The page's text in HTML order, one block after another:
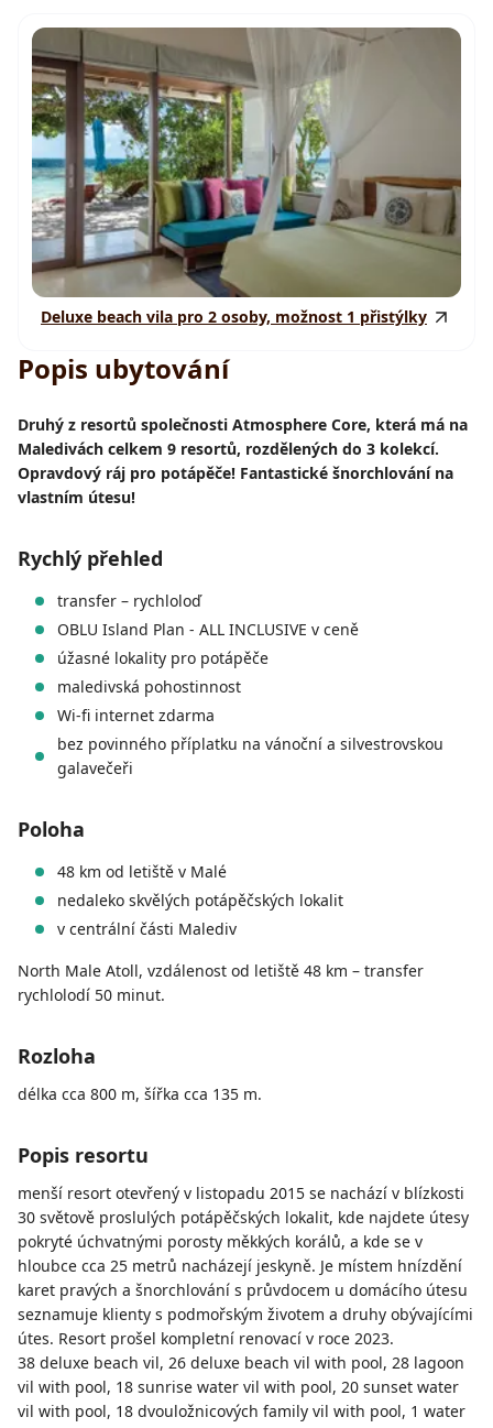
Deluxe beach vila pro 2 osoby, možnost 1 přistýlky
Popis ubytování
Druhý z resortů společnosti Atmosphere Core, která má na
Maledivách celkem 9 resortů, rozdělených do 3 kolekcí.
Opravdový ráj pro potápěče! Fantastické šnorchlování na
vlastním útesu!
Rychlý přehled
transfer – rychloloď
OBLU Island Plan - ALL INCLUSIVE v ceně
úžasné lokality pro potápěče
maledivská pohostinnost
Wi-fi internet zdarma
bez povinného příplatku na vánoční a silvestrovskou
galavečeři
Poloha
48 km od letiště v Malé
nedaleko skvělých potápěčských lokalit
v centrální části Malediv
North Male Atoll, vzdálenost od letiště 48 km – transfer
rychlolodí 50 minut.
Rozloha
délka cca 800 m, šířka cca 135 m.
Popis resortu
menší resort otevřený v listopadu 2015 se nachází v blízkosti
30 světově proslulých potápěčských lokalit, kde najdete útesy
pokryté úchvatnými porosty měkkých korálů, a kde se v
hloubce cca 25 metrů nacházejí jeskyně. Je místem hnízdění
karet pravých a šnorchlování s průvdocem u domácího útesu
seznamuje klienty s podmořským životem a druhy obývajícími
útes. Resort prošel kompletní renovací v roce 2023.
38 deluxe beach vil, 26 deluxe beach vil with pool, 28 lagoon
vil with pool, 18 sunrise water vil with pool, 20 sunset water
vil with pool, 18 dvouložnicových family vil with pool, 1 water